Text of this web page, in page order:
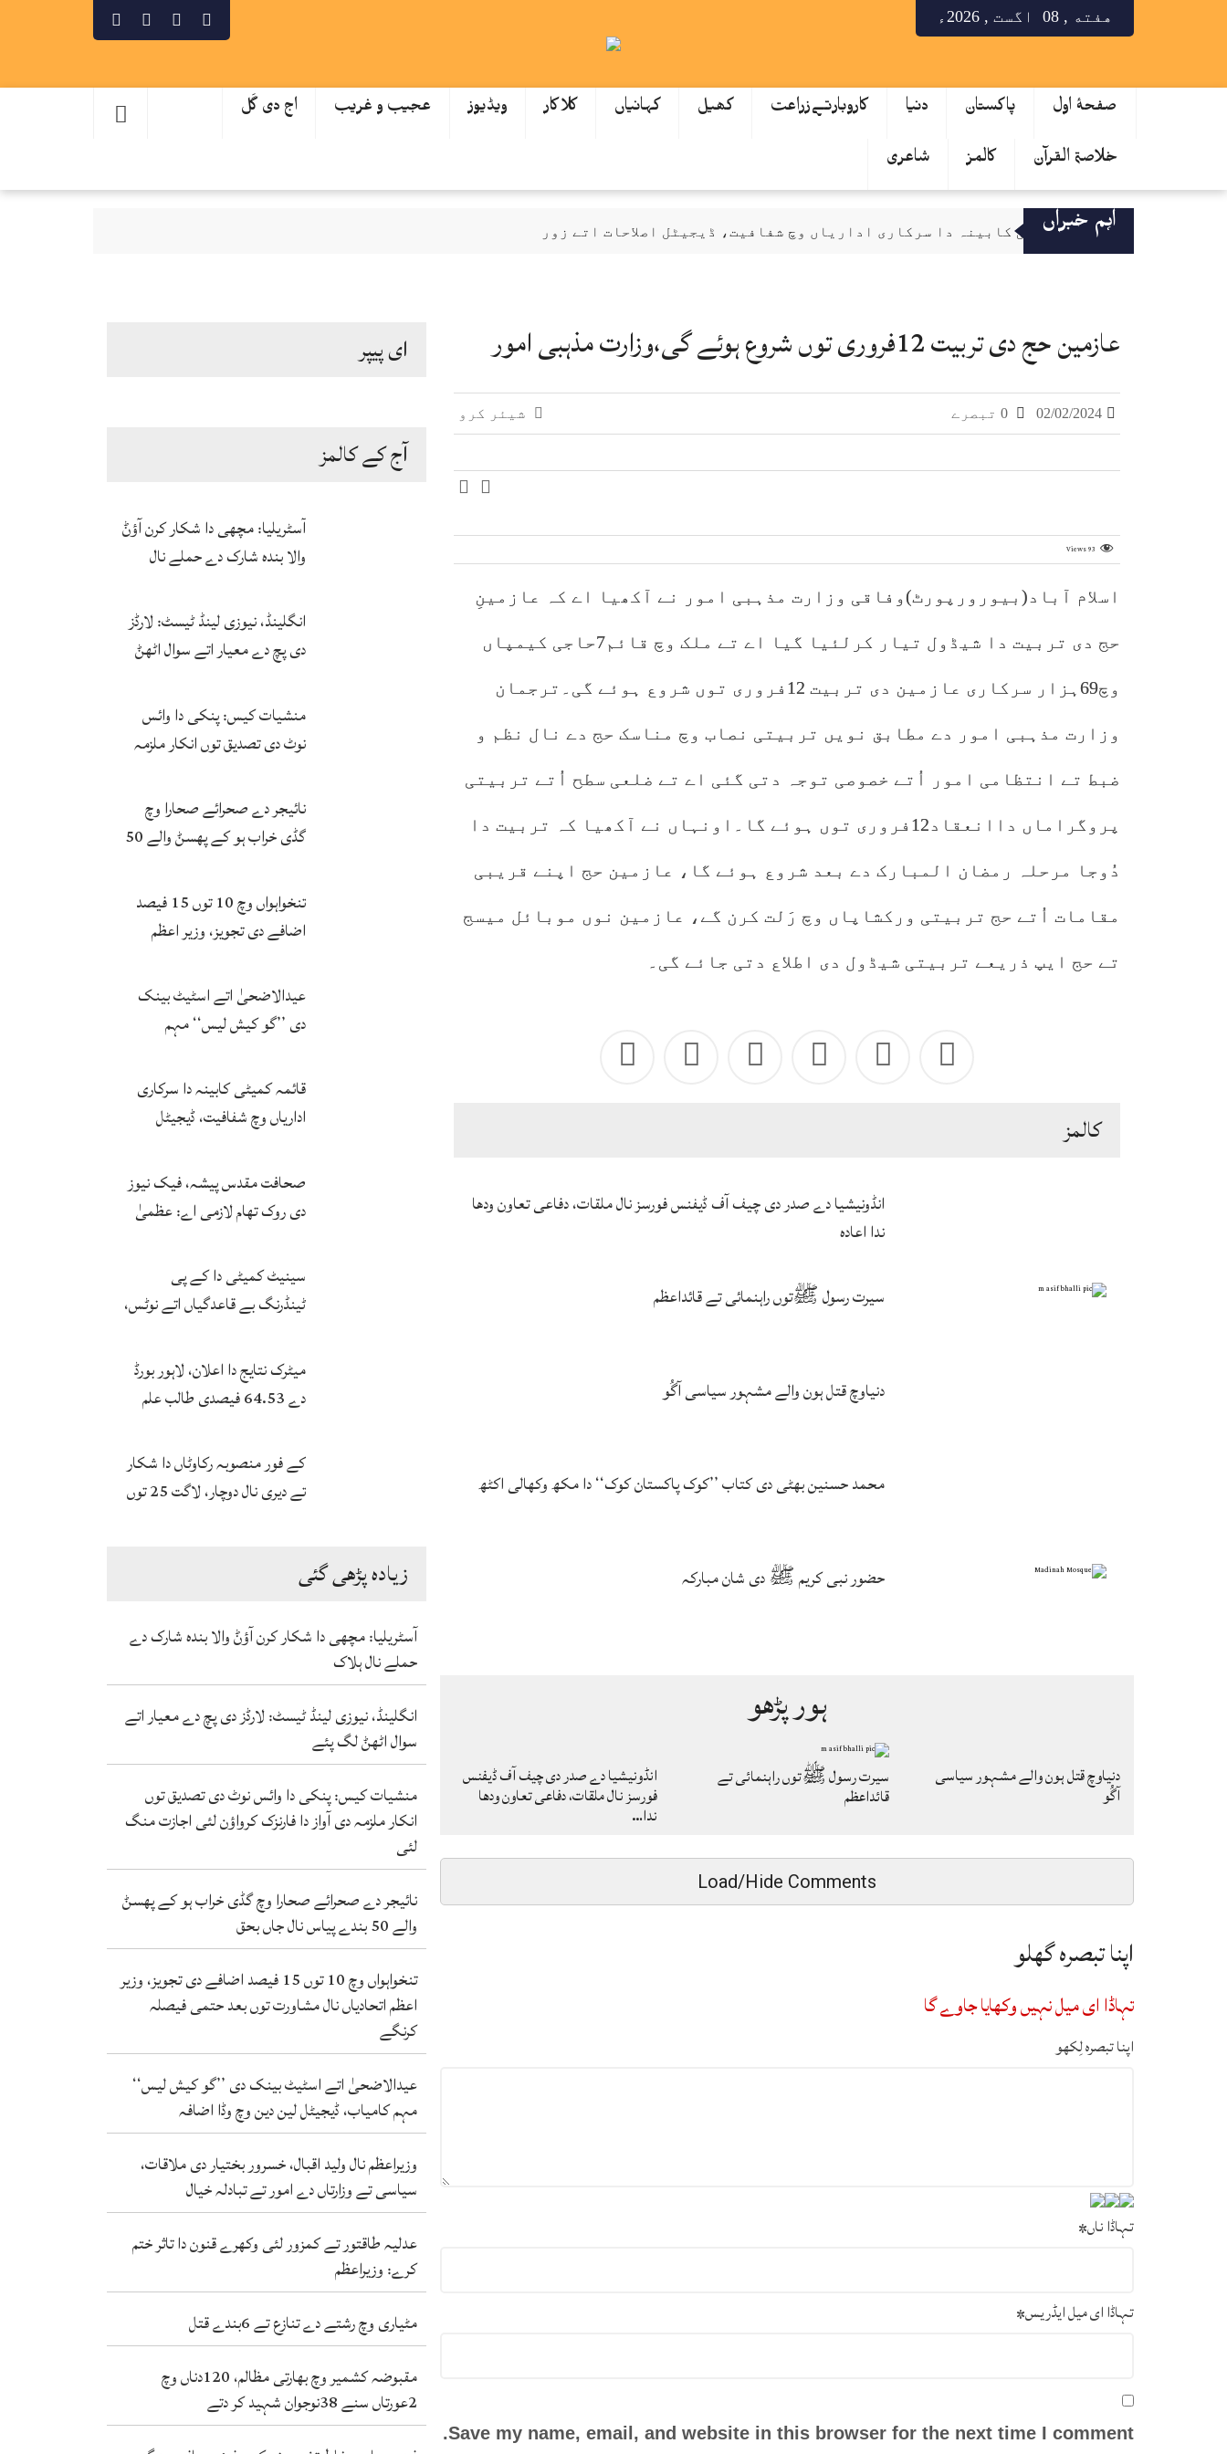
هفته , 08 اگست , 2026ء
صفحۂ اول پاکستان دنیا کاروبارتےزراعت کھیل کہانیاں کلاکار ویڈیوز عجیب و غریب اج دی گَل
خلاصۃ القرآن کالمز شاعری
اہم خبراں
قائمہ کمیٹی کابینہ دا سرکاری اداریاں وچ شفافیت، ڈیجیٹل اصلاحات اتے زور
کے فور منصوبہ رکاوٹاں دا شکار تے دیری نال دوچار، لاگت 25 توں ودھ ਕੇ 172 ارب توں اپڑ گئی
ای پیپر
آج کے کالمز
آسٹریلیا: مچھی دا شکار کرن آؤݨ
والا بندہ شارک دے حملے نال
انگلینڈ، نیوزی لینڈ ٹیسٹ: لارڈز
دی پچ دے معیار اتے سوال اٹھݨ
منشیات کیس: پنکی دا وائس
نوٹ دی تصدیق توں انکار ملزمہ
اجازت منگ لئی
نائیجر دے صحرائے صحارا وچ
گڈی خراب ہو کے پھسݨ والے 50
تنخواہواں وچ 10 توں 15 فیصد
اضافے دی تجویز، وزیر اعظم
حتمی فیصلہ کرنگے
عیدالاضحیٰ اتے اسٹیٹ بینک
دی ’’گو کیش لیس‘‘ مہم
اضافہ
قائمہ کمیٹی کابینہ دا سرکاری
اداریاں وچ شفافیت، ڈیجیٹل
صحافت مقدس پیشہ، فیک نیوز
دی روک تھام لازمی اے: عظمیٰ
سینیٹ کمیٹی دا کے پی
ٹینڈرنگ بے قاعدگیاں اتے نوٹس،
میٹرک نتایج دا اعلان، لاہور بورڈ
دے 64.53 فیصدی طالب علم
کے فور منصوبہ رکاوٹاں دا شکار
تے دیری نال دوچار، لاگت 25 توں
زیادہ پڑھی گئی
آسٹریلیا: مچھی دا شکار کرن آؤݨ والا بندہ شارک دے
حملے نال ہلاک
انگلینڈ، نیوزی لینڈ ٹیسٹ: لارڈز دی پچ دے معیار اتے
سوال اٹھݨ لگ پئے
منشیات کیس: پنکی دا وائس نوٹ دی تصدیق توں
انکار ملزمہ دی آواز دا فارنزک کرواؤن لئی اجازت منگ
لئی
نائیجر دے صحرائے صحارا وچ گڈی خراب ہو کے پھسݨ
والے 50 بندے پیاس نال جاں بحق
تنخواہواں وچ 10 توں 15 فیصد اضافے دی تجویز، وزیر
اعظم اتحادیاں نال مشاورت توں بعد حتمی فیصلہ
کرنگے
عیدالاضحیٰ اتے اسٹیٹ بینک دی ’’گو کیش لیس‘‘
مہم کامیاب، ڈیجیٹل لین دین وچ وڈا اضافہ
وزیراعظم نال ولید اقبال، خسرور بختیار دی ملاقات،
سیاسی تے وزارتاں دے امور تے تبادلہ خیال
عدلیہ طاقتور تے کمزور لئی وکھرے قنون دا تاثر ختم
کرے: وزیراعظم
مٹیاری وچ رشتے دے تنازع تے 6بندے قتل
مقبوضہ کشمیر وچ بھارتی مظالم، 120دناں وچ
2عورتاں سنے 38نوجوان شہید کر دتے
عازمین حج دی تربیت 12فروری توں شروع ہوئے گی،وزارت مذہبی امور
شیئر کرو 02/02/2024
Views93
اسلام آباد(بیورورپورٹ)وفاقی وزارت مذہبی امور نے آکھیا اے کہ عازمینِ
حج دی تربیت دا شیڈول تیار کرلئیا گیا اے تے ملک وچ قائم7حاجی کیمپاں
وچ69ہزار سرکاری عازمین دی تربیت 12فروری توں شروع ہوئے گی۔ترجمان
وزارت مذہبی امور دے مطابق نویں تربیتی نصاب وچ مناسک حج دے نال نظم و
ضبط تے انتظامی امور اُتے خصوصی توجہ دتی گئی اے تے ضلعی سطح اُتے تربیتی
پروگراماں داانعقاد12فروری توں ہوئے گا۔اونہاں نے آکھیا کہ تربیت دا
دُوجا مرحلہ رمضان المبارک دے بعد شروع ہوئے گا، عازمین حج اپنے قریبی
مقامات اُتے حج تربیتی ورکشاپاں وچ رَلت کرن گے، عازمین نوں موبائل میسج
تے حج ایپ ذریعے تربیتی شیڈول دی اطلاع دتی جائے گی۔
كالمز
انڈونیشیا دے صدر دی چیف آف ڈیفنس فورسز نال ملقات، دفاعی تعاون ودھا
ندا اعادہ
سیرت رسول ﷺتوں راہنمائی تے قائداعظم
دنیاوچ قتل ہون والے مشہور سیاسی آگُو
محمد حسنین بھٹی دی کتاب ’’کوک پاکستان کوک‘‘ دا مکھ وکھالی اکٹھ
حضور نبی کریم ﷺ دی شان مبارکہ
ہور پڑھو
انڈونیشیا دے صدر دی چیف آف ڈیفنس
فورسز نال ملقات، دفاعی تعاون ودھا
ندا…
سیرت رسول ﷺتوں راہنمائی تے
قائداعظم
دنیاوچ قتل ہون والے مشہور سیاسی
آگُو
Load/Hide Comments
اپنا تبصرہ گھلو
تہاڈا ای میل نہیں وکھایا جاوے گا
اپنا تبصرہ لِکھو
تہاڈا ناں*
تہاڈا ای میل ایڈریس*
Save my name, email, and website in this browser for the next time I comment.